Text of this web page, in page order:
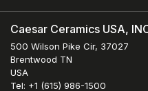
Caesar Ceramics USA,
500 Wilson Pike Cir, 37027
Brentwood TN
USA
Tel: +1 (615) 986-1500